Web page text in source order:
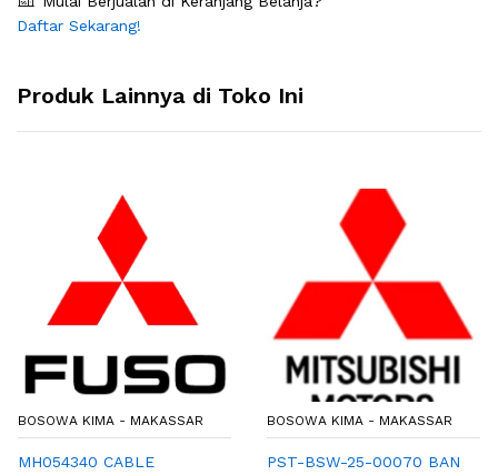
Daftar Sekarang!
Produk Lainnya di Toko Ini
BOSOWA KIMA - MAKASSAR
MH054340 CABLE
BOSOWA KIMA - MAKASSAR
PST-BSW-25-00070 BAN